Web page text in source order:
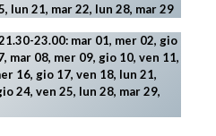
lun 21, mar 22, lun 28, mar 29
23.00: mar 01, mer 02, gio
mar 08, mer 09, gio 10, ven 11,
16, gio 17, ven 18, lun 21,
24, ven 25, lun 28, mar 29,